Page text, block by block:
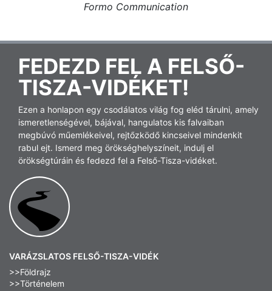
Formo Communication
FEDEZD FEL A FELSŐ-
TISZA-VIDÉKET!
Ezen a honlapon egy csodálatos világ fog eléd tárulni, amely
ismeretlenségével, bájával, hangulatos kis falvaiban
megbúvó műemlékeivel, rejtőzködő kincseivel mindenkit
rabul ejt. Ismerd meg örökséghelyszíneit, indulj el
örökségtúráin és fedezd fel a Felső-Tisza-vidéket.
VARÁZSLATOS FELSŐ-TISZA-VIDÉK
>>Földrajz
>>Történelem